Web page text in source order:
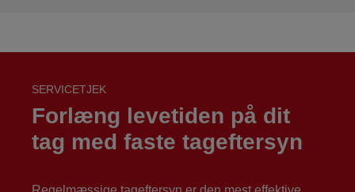
SERVICETJEK
Forlæng levetiden på dit
tag med faste tageftersyn